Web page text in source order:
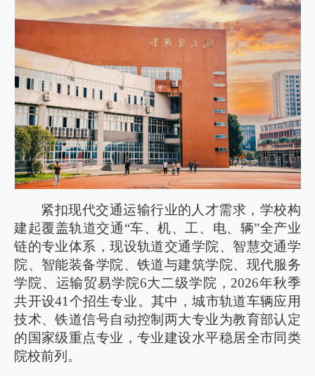
紧扣现代交通运输行业的人才需求，学校构
建起覆盖轨道交通“车、机、工、电、辆”全产业
链的专业体系，现设轨道交通学院、智慧交通学
院、智能装备学院、铁道与建筑学院、现代服务
学院、运输贸易学院6大二级学院，2026年秋季
共开设41个招生专业。其中，城市轨道车辆应用
技术、铁道信号自动控制两大专业为教育部认定
的国家级重点专业，专业建设水平稳居全市同类
院校前列。